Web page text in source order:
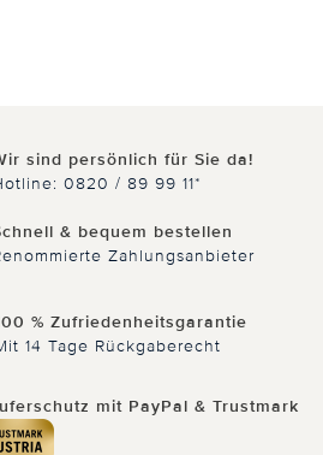
sind persönlich für Sie da!
0820 / 89 99 11*
& bequem bestellen
Zahlungsanbieter
% Zufriedenheitsgarantie
14 Tage Rückgaberecht
mit PayPal & Trustmark